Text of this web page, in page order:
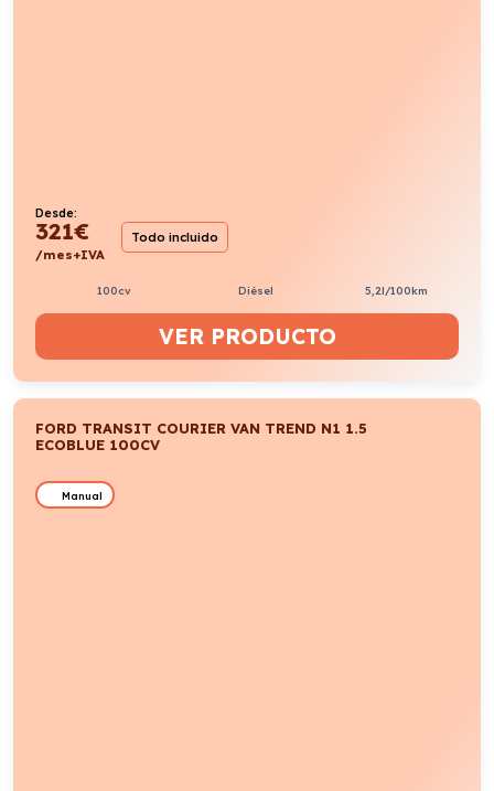
Desde:
321€
/mes+IVA
Todo incluido
100cv Diésel 5,2l/100km
VER PRODUCTO
FORD TRANSIT COURIER VAN TREND N1 1.5
ECOBLUE 100CV
Manual